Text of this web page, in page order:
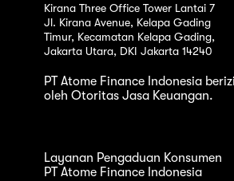
Kirana Three Office Tower Lantai 7
Jl. Kirana Avenue, Kelapa Gading
Timur, Kecamatan Kelapa Gading,
Jakarta Utara, DKI Jakarta 14240
PT Atome Finance Indonesia
oleh Otoritas Jasa Keuangan.
Layanan Pengaduan Konsumen
PT Atome Finance Indonesia